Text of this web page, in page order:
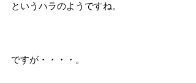
というハラのようですね。
ですが・・・・。